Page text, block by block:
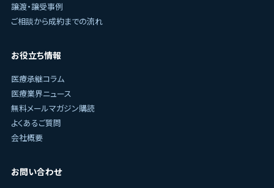
譲渡・譲受事例
ご相談から成約までの流れ
お役立ち情報
医療承継コラム
医療業界ニュース
無料メールマガジン購読
よくあるご質問
会社概要
お問い合わせ